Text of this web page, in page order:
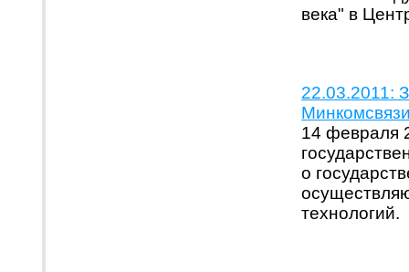
века" в
22.03.2011:
14 февраля
о
технологий.